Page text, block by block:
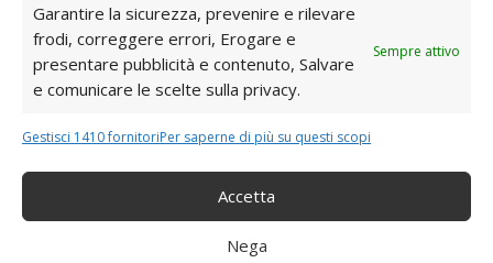
Garantire la sicurezza, prevenire e rilevare
frodi, correggere errori, Erogare e
presentare pubblicità e contenuto, Salvare
e comunicare le scelte sulla privacy.
Sempre attivo
Gestisci 1410 fornitoriPer saperne di più su questi scopi
Accetta
Nega
professionali, consulenti esterni, società di
assicurazione per la prestazione di servizi
assicurativi, etc.) che svolgono attività in
qualità di responsabili esterni del trattamento, a
a fornitori di servizi terzi: ad esempio società che
si occupano dell’analisi dei dati, della fornitura di
assistenza marketing, l’elaborazione dei